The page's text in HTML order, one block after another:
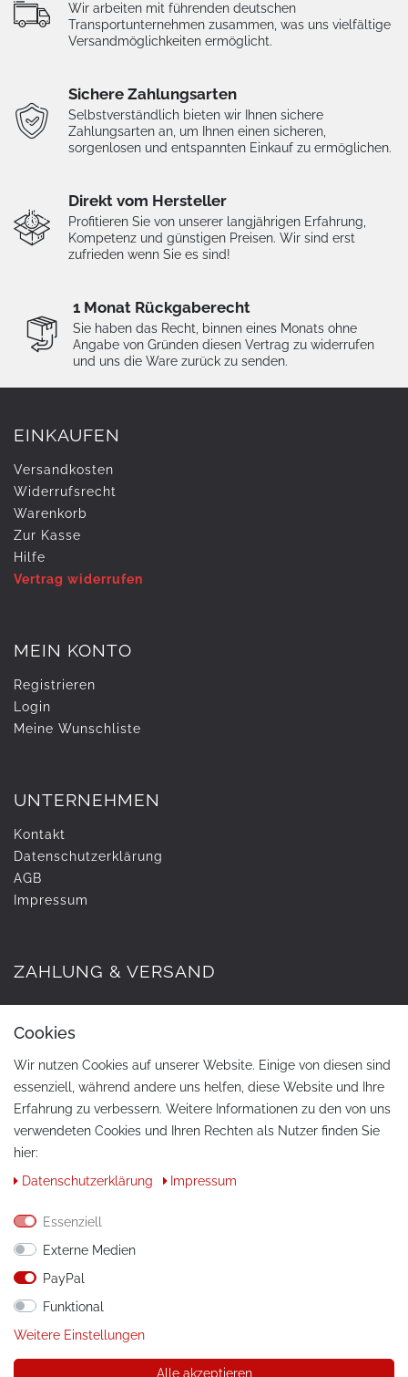
Wir arbeiten mit führenden deutschen
Transportunternehmen zusammen, was uns vielfältige
Versandmöglichkeiten ermöglicht.
Sichere Zahlungsarten
Selbstverständlich bieten wir Ihnen sichere
Zahlungsarten an, um Ihnen einen sicheren,
sorgenlosen und entspannten Einkauf zu ermöglichen.
Direkt vom Hersteller
Profitieren Sie von unserer langjährigen Erfahrung,
Kompetenz und günstigen Preisen. Wir sind erst
zufrieden wenn Sie es sind!
1 Monat Rückgaberecht
Sie haben das Recht, binnen eines Monats ohne
Angabe von Gründen diesen Vertrag zu widerrufen
und uns die Ware zurück zu senden.
EINKAUFEN
Versandkosten
Widerrufs­recht
Warenkorb
Zur Kasse
Hilfe
Vertrag widerrufen
MEIN KONTO
Registrieren
Login
Meine Wunschliste
UNTERNEHMEN
Kontakt
Daten­schutz­erklärung
AGB
Impressum
ZAHLUNG & VERSAND
ANLEITUNGEN
Montageanleitungen
Cookies
Wir nutzen Cookies auf unserer Website. Einige von diesen sind
essenziell, während andere uns helfen, diese Website und Ihre
Erfahrung zu verbessern. Weitere Informationen zu den von uns
verwendeten Cookies und Ihren Rechten als Nutzer finden Sie
hier:
Daten­schutz­erklärung
Impressum
Essenziell
Externe Medien
PayPal
Funktional
Weitere Einstellungen
Alle akzeptieren